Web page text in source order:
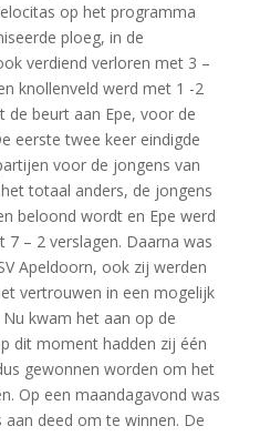
op het programma
ploeg, in de
verdiend verloren met 3 –
knollenveld werd met 1 -2
de beurt aan Epe, voor de
eerste twee keer eindigde
voor de jongens van
totaal anders, de jongens
beloond wordt en Epe werd
7 – 2 verslagen. Daarna was
Apeldoorn, ook zij werden
vertrouwen in een mogelijk
kwam het aan op de
dit moment hadden zij één
gewonnen worden om het
Op een maandagavond was
deed om te winnen. De